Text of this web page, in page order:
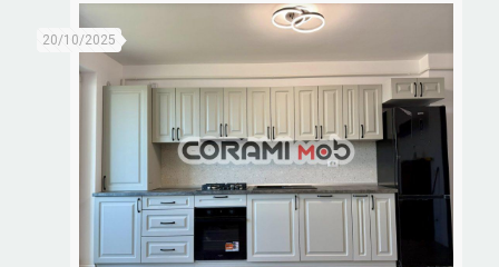
20/10/2025